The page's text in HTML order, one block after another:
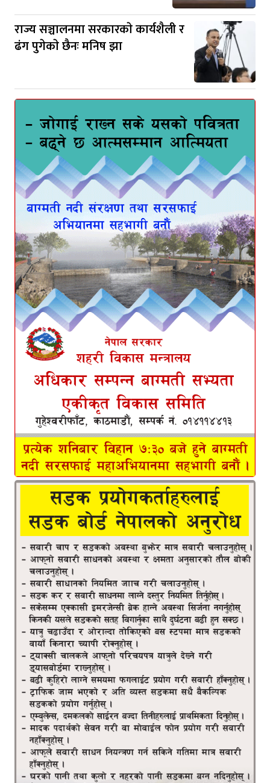
राज्य सञ्चालनमा सरकारकाे कार्यशैली र
ढंग पुगेकाे छैनः मनिष झा